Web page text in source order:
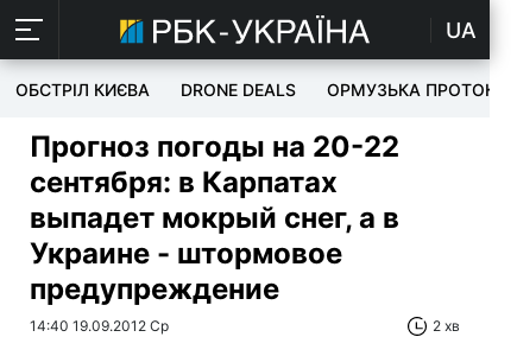
UA
ОБСТРІЛ КИЄВА DRONE DEALS ОРМУЗЬКА ПРОТОКА
Прогноз погоды на 20-22
сентября: в Карпатах
выпадет мокрый снег, а в
Украине - штормовое
предупреждение
14:40 19.09.2012 Ср 2 хв